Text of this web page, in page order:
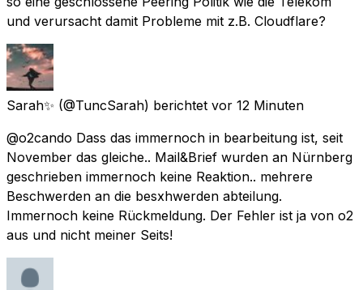
und verursacht damit Probleme mit z.B. Cloudflare?
Sarah✨ (@TuncSarah) berichtet vor 12 Minuten
@o2cando Dass das immernoch in bearbeitung ist, seit
November das gleiche.. Mail&Brief wurden an Nürnberg
geschrieben immernoch keine Reaktion.. mehrere
Beschwerden an die besxhwerden abteilung.
Immernoch keine Rückmeldung. Der Fehler ist ja von o2
aus und nicht meiner Seits!